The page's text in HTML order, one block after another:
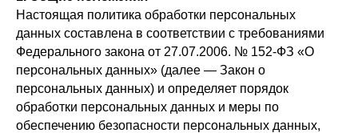
Настоящая политика обработки персональных
данных составлена в соответствии с требованиями
Федерального закона от 27.07.2006. № 152-ФЗ «О
персональных данных» (далее — Закон о
персональных данных) и определяет порядок
обработки персональных данных и меры по
обеспечению безопасности персональных данных,